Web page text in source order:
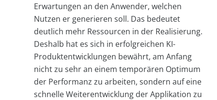
Erwartungen an den Anwender, welchen
Nutzen er generieren soll. Das bedeutet
deutlich mehr Ressourcen in der Realisierung.
Deshalb hat es sich in erfolgreichen KI-
Produktentwicklungen bewährt, am Anfang
nicht zu sehr an einem temporären Optimum
der Performanz zu arbeiten, sondern auf eine
schnelle Weiterentwicklung der Applikation zu